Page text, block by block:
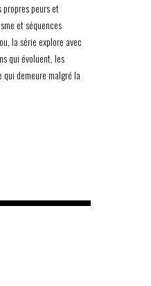
peurs et
et séquences
la série explore avec
qui évoluent, les
demeure malgré la